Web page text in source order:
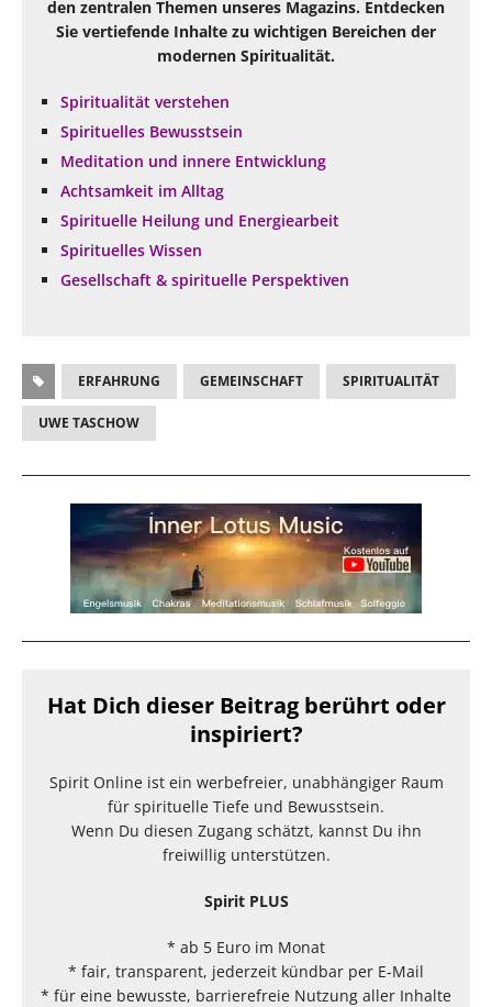
den zentralen Themen unseres Magazins. Entdecken
Sie vertiefende Inhalte zu wichtigen Bereichen der
modernen Spiritualität.
Spiritualität verstehen
Spirituelles Bewusstsein
Meditation und innere Entwicklung
Achtsamkeit im Alltag
Spirituelle Heilung und Energiearbeit
Spirituelles Wissen
Gesellschaft & spirituelle Perspektiven
ERFAHRUNG GEMEINSCHAFT SPIRITUALITÄT
UWE TASCHOW
Hat Dich dieser Beitrag berührt oder
inspiriert?
Spirit Online ist ein werbefreier, unabhängiger Raum
für spirituelle Tiefe und Bewusstsein.
Wenn Du diesen Zugang schätzt, kannst Du ihn
freiwillig unterstützen.
Spirit PLUS
* ab 5 Euro im Monat
* fair, transparent, jederzeit kündbar per E-Mail
* für eine bewusste, barrierefreie Nutzung aller Inhalte